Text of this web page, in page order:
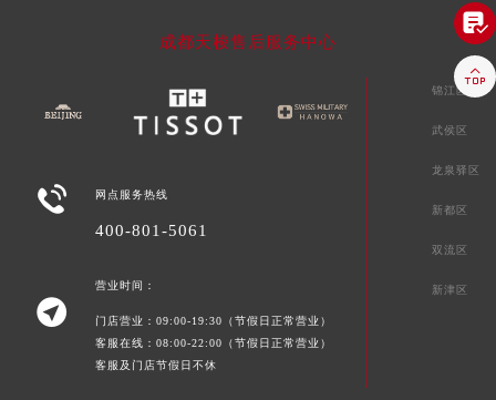
成都天梭售后服务中心
 网点服务热线
400-801-5061

营业时间：
门店营业：09:00-19:30（节假日正常营业）
客服在线：08:00-22:00（节假日正常营业）
客服及门店节假日不休
锦江区
武侯区
龙泉驿区
新都区
双流区
新津区

